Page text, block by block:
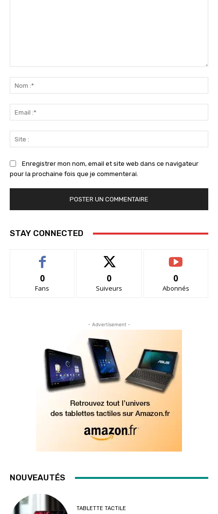
:*
:*
:
Enregistrer mon nom, email et site web dans ce navigateur
pour la prochaine fois que je commenterai.
STAY CONNECTED
0
Fans
0
Suiveurs
0
Abonnés
- Advertisement -
NOUVEAUTÉS
TABLETTE TACTILE